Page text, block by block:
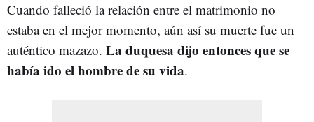
Cuando falleció la relación entre el matrimonio no
estaba en el mejor momento, aún así su muerte fue un
auténtico mazazo. La duquesa dijo entonces que se
había ido el hombre de su vida.